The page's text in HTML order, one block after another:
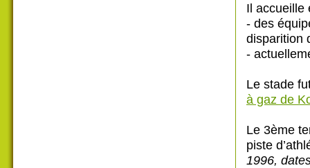
Il accueille
- des
disparition
-
Le stade
à gaz de
Le 3ème
piste
1996,